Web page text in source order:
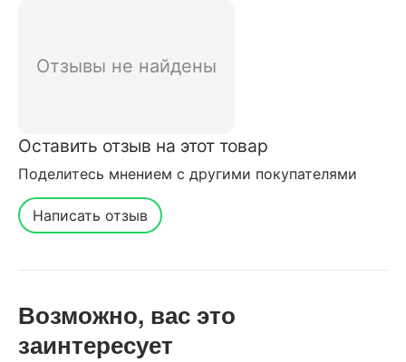
магазина
Отзывы не найдены
Оставить отзыв на этот товар
Поделитесь мнением с другими покупателями
Написать отзыв
Возможно, вас это
заинтересует